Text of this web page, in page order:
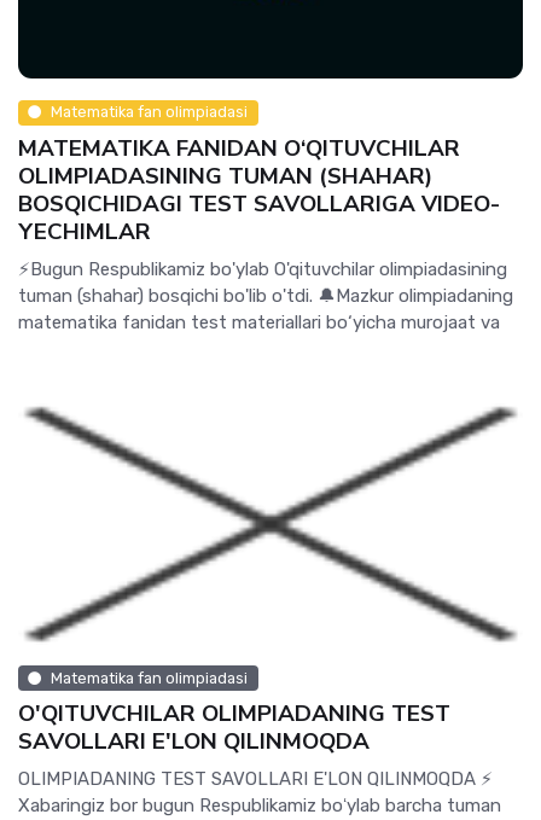
Matematika fan olimpiadasi
MATEMATIKA FANIDAN O‘QITUVCHILAR
OLIMPIADASINING TUMAN (SHAHAR)
BOSQICHIDAGI TEST SAVOLLARIGA VIDEO-
YECHIMLAR
⚡️Bugun Respublikamiz bo'ylab O'qituvchilar olimpiadasining
tuman (shahar) bosqichi bo'lib o'tdi. 🔔Mazkur olimpiadaning
matematika fanidan test materiallari bo‘yicha murojaat va
Matematika fan olimpiadasi
O'QITUVCHILAR OLIMPIADANING TEST
SAVOLLARI E'LON QILINMOQDA
OLIMPIADANING TEST SAVOLLARI E'LON QILINMOQDA ⚡️
Xabaringiz bor bugun Respublikamiz boʻylab barcha tuman